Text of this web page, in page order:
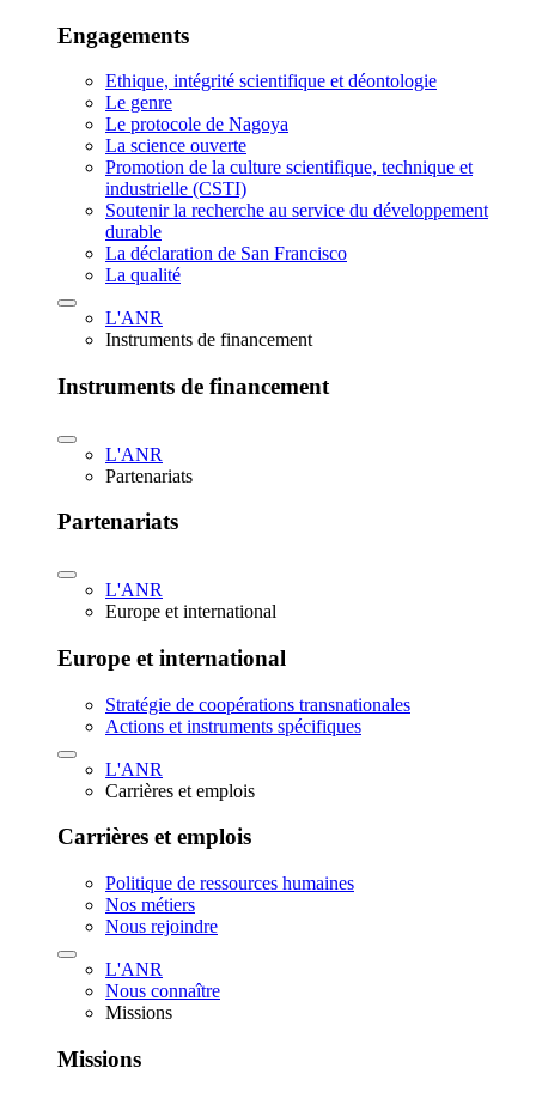
Engagements
Ethique, intégrité scientifique et déontologie
Le genre
Le protocole de Nagoya
La science ouverte
Promotion de la culture scientifique, technique et
industrielle (CSTI)
Soutenir la recherche au service du développement
durable
La déclaration de San Francisco
La qualité
L'ANR
Instruments de financement
Instruments de financement
L'ANR
Partenariats
Partenariats
L'ANR
Europe et international
Europe et international
Stratégie de coopérations transnationales
Actions et instruments spécifiques
L'ANR
Carrières et emplois
Carrières et emplois
Politique de ressources humaines
Nos métiers
Nous rejoindre
L'ANR
Nous connaître
Missions
Missions